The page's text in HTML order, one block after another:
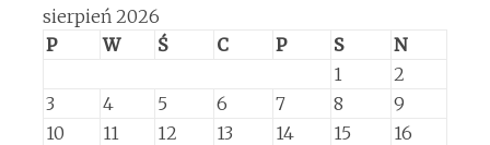
sierpień 2026
P
W Ś C P S
N
1
2
3
4 5 6 7 8
9
10
11 12 13 14 15
16